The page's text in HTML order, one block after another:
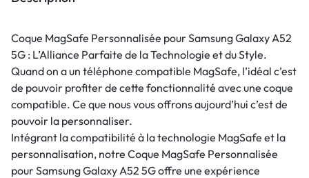
Coque MagSafe Personnalisée pour Samsung Galaxy A52
5G : L’Alliance Parfaite de la Technologie et du Style.
Quand on a un téléphone compatible MagSafe, l’idéal c’est
de pouvoir profiter de cette fonctionnalité avec une coque
compatible. Ce que nous vous offrons aujourd’hui c’est de
pouvoir la personnaliser.
Intégrant la compatibilité à la technologie MagSafe et la
personnalisation, notre Coque MagSafe Personnalisée
pour Samsung Galaxy A52 5G offre une expérience